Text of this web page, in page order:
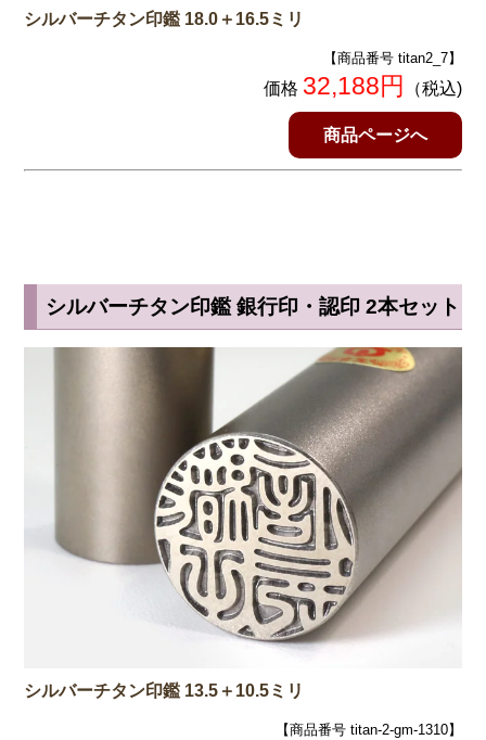
シルバーチタン印鑑 18.0＋16.5ミリ
【商品番号 titan2_7】
価格 32,188円 （税込)
商品ページへ
シルバーチタン印鑑 銀行印・認印 2本セット
シルバーチタン印鑑 13.5＋10.5ミリ
【商品番号 titan-2-gm-1310】